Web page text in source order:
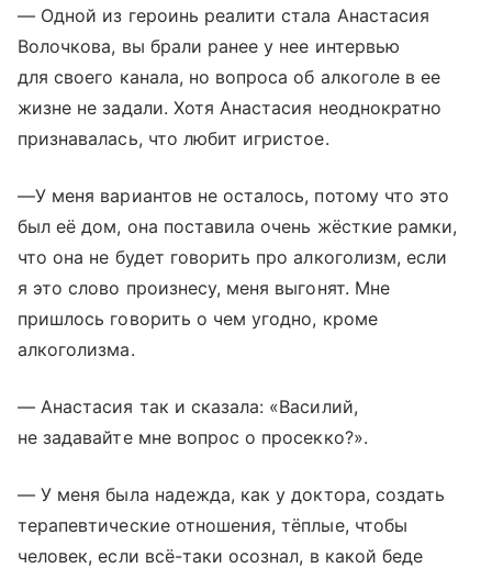
— Одной из героинь реалити стала Анастасия
Волочкова, вы брали ранее у нее интервью
для своего канала, но вопроса об алкоголе в ее
жизне не задали. Хотя Анастасия неоднократно
признавалась, что любит игристое.
—У меня вариантов не осталось, потому что это
был её дом, она поставила очень жёсткие рамки,
что она не будет говорить про алкоголизм, если
я это слово произнесу, меня выгонят. Мне
пришлось говорить о чем угодно, кроме
алкоголизма.
— Анастасия так и сказала: «Василий,
не задавайте мне вопрос о просекко?».
— У меня была надежда, как у доктора, создать
терапевтические отношения, тёплые, чтобы
человек, если всё-таки осознал, в какой беде